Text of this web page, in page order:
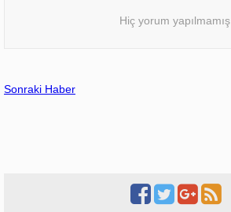
Hiç yorum yapılmamış.
Sonraki Haber